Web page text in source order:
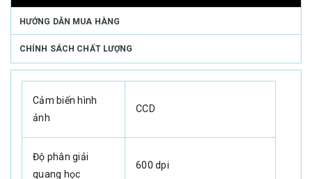
HƯỚNG DẪN MUA HÀNG
CHÍNH SÁCH CHẤT LƯỢNG
Cảm biến hình
ảnh
CCD
Độ phân giải
quang học
600 dpi